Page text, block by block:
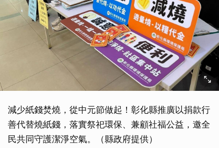
減少紙錢焚燒，從中元節做起！彰化縣推廣以捐款行
善代替燒紙錢，落實祭祀環保、兼顧社福公益，邀全
民共同守護潔淨空氣。（縣政府提供）